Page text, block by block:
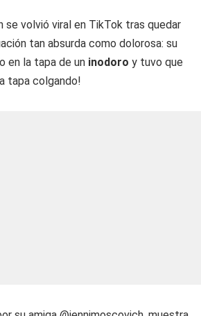
se volvió viral en TikTok tras quedar
tan absurda como dolorosa: su
en la tapa de un inodoro y tuvo que
tapa colgando!